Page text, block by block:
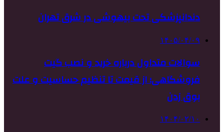
دندانپزشکی تحت بیهوشی در شرق تهران
۱۴۰۵/۰۴/۰۹
سوالات متداول درباره خرید و نصب گیت
فروشگاهی؛ از قیمت تا تنظیم حساسیت و علت
بوق زدن
۱۴۰۴/۰۲/۱۰